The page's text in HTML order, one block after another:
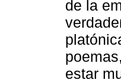
de la
estar